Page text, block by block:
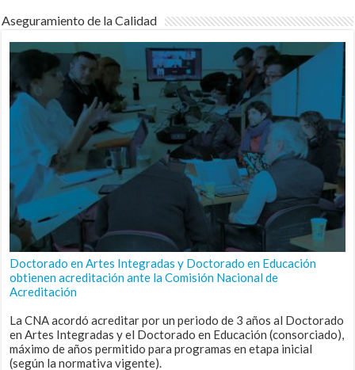
Aseguramiento de la Calidad
Doctorado en Artes Integradas y Doctorado en Educación
obtienen acreditación ante la Comisión Nacional de
Acreditación
La CNA acordó acreditar por un periodo de 3 años al Doctorado
en Artes Integradas y el Doctorado en Educación (consorciado),
máximo de años permitido para programas en etapa inicial
(según la normativa vigente).